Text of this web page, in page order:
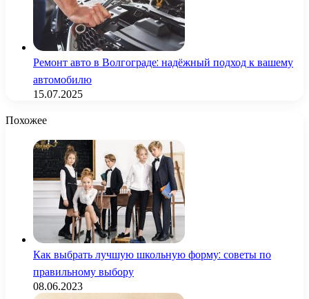
Ремонт авто в Волгограде: надёжный подход к вашему
автомобилю
15.07.2025
Похожее
Как выбрать лучшую школьную форму: советы по
правильному выбору
08.06.2023